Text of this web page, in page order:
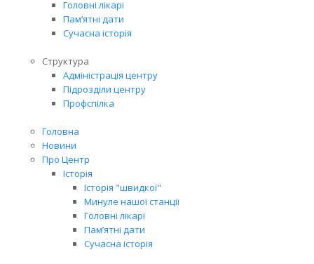
Головні лікарі
Пам’ятні дати
Сучасна історія
Структура
Адміністрація центру
Підрозділи центру
Профспілка
Головна
Новини
Про Центр
Історія
Історія "швидкої"
Минуле нашої станції
Головні лікарі
Пам’ятні дати
Сучасна історія